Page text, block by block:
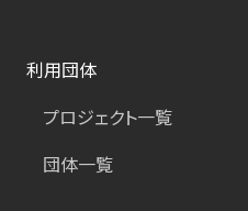
利用団体
プロジェクト一覧
団体一覧